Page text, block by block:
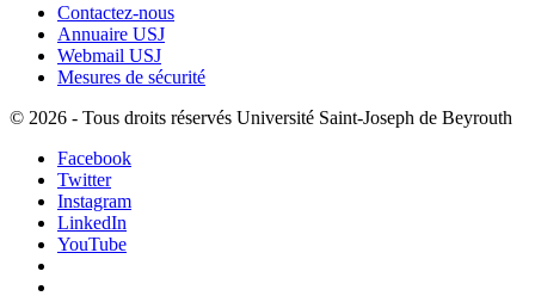
Contactez-nous
Annuaire USJ
Webmail USJ
Mesures de sécurité
© 2026 - Tous droits réservés Université Saint-Joseph de Beyrouth
Facebook
Twitter
Instagram
LinkedIn
YouTube